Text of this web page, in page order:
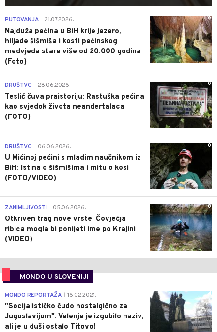
0
PUTOVANJA 21.07.2026.
Najduža pećina u BiH krije jezero,
hiljade šišmiša i kosti pećinskog
medvjeda stare više od 20.000 godina
(Foto)
0
DRUŠTVO 28.06.2026.
Teslić čuva praistoriju: Rastuška pećina
kao svjedok života neandertalaca
(FOTO)
0
DRUŠTVO 06.06.2026.
U Mićinoj pećini s mladim naučnikom iz
BiH: Istina o šišmišima i mitu o kosi
(FOTO/VIDEO)
0
ZANIMLJIVOSTI 05.06.2026.
Otkriven trag nove vrste: Čovječja
ribica mogla bi ponijeti ime po Krajini
(VIDEO)
MONDO U SLOVENIJI
4
MONDO REPORTAŽA 16.02.2021.
"Socijalističko čudo nostalgično za
Jugoslavijom": Velenje je izgubilo naziv,
ali je u duši ostalo Titovo!